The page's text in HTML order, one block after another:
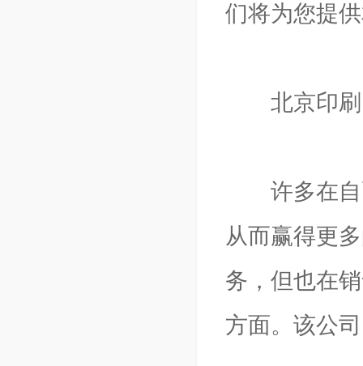
们将为您提
北京印刷
许多在自
从而赢得更
务，但也在
方面。该公